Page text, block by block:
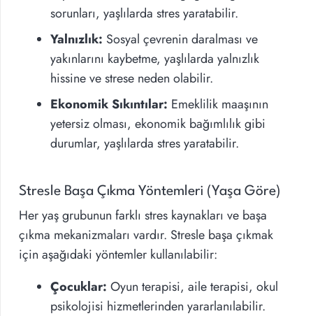
sorunları, yaşlılarda stres yaratabilir.
Yalnızlık: Sosyal çevrenin daralması ve
yakınlarını kaybetme, yaşlılarda yalnızlık
hissine ve strese neden olabilir.
Ekonomik Sıkıntılar: Emeklilik maaşının
yetersiz olması, ekonomik bağımlılık gibi
durumlar, yaşlılarda stres yaratabilir.
Stresle Başa Çıkma Yöntemleri (Yaşa Göre)
Her yaş grubunun farklı stres kaynakları ve başa
çıkma mekanizmaları vardır. Stresle başa çıkmak
için aşağıdaki yöntemler kullanılabilir:
Çocuklar: Oyun terapisi, aile terapisi, okul
psikolojisi hizmetlerinden yararlanılabilir.